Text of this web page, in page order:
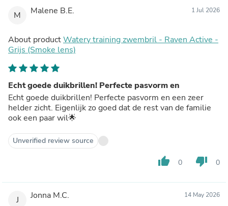
M Malene B.E. 1 Jul 2026
About productWatery training zwembril - Raven Active -
Grijs (Smoke lens)
Echt goede duikbrillen! Perfecte pasvorm en
Echt goede duikbrillen! Perfecte pasvorm en een zeer
helder zicht. Eigenlijk zo goed dat de rest van de familie
ook een paar wil🌟
Unverified review source
thumb_up 0 thumb_down 0
J Jonna M.C. 14 May 2026